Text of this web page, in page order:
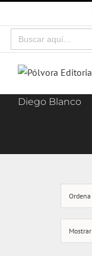
al
contenido
Buscar:
Diego Blanco
Mostrar